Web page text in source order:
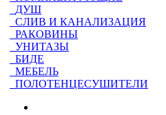
ДУШ
СЛИВ И КАНАЛИЗАЦИЯ
РАКОВИНЫ
УНИТАЗЫ
БИДЕ
МЕБЕЛЬ
ПОЛОТЕНЦЕСУШИТЕЛИ